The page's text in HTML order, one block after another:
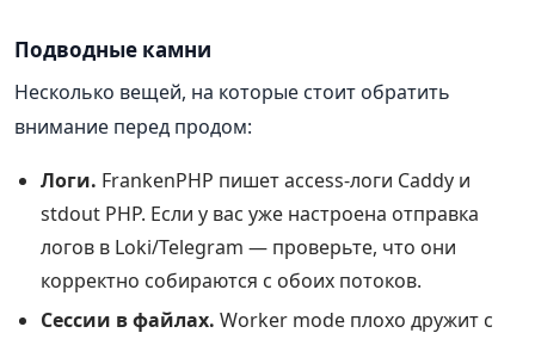
Подводные камни
Несколько вещей, на которые стоит обратить
внимание перед продом:
Логи. FrankenPHP пишет access-логи Caddy и
stdout PHP. Если у вас уже настроена отправка
логов в Loki/Telegram — проверьте, что они
корректно собираются с обоих потоков.
Сессии в файлах. Worker mode плохо дружит с